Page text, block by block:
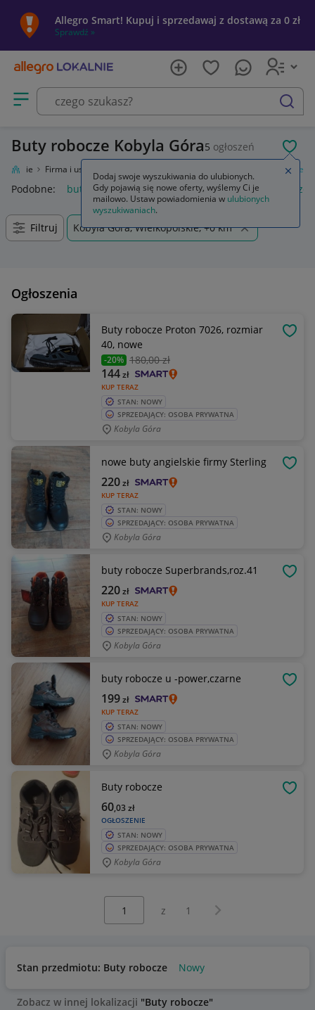
Allegro Smart! Kupuj i sprzedawaj z dostawą za 0 zł
Sprawdź »
Otwórz menu z kategoriami
szukaj
Buty robocze Kobyla Góra5 ogłoszeń
Firma i usługi Buty robocze
Podobne: buty robocze buty robocze męskie buty robocze
Filtruj Kobyla Góra, Wielkopolskie, +0 km
Ogłoszenia
Buty robocze Proton 7026, rozmiar
40, nowe
-20% 180,00 zł
KUP TERAZ
144zł
STAN: NOWY
SPRZEDAJĄCY: OSOBA PRYWATNA
Kobyla Góra
nowe buty angielskie firmy Sterling
KUP TERAZ
220zł
STAN: NOWY
SPRZEDAJĄCY: OSOBA PRYWATNA
Kobyla Góra
buty robocze Superbrands,roz.41
KUP TERAZ
220zł
STAN: NOWY
SPRZEDAJĄCY: OSOBA PRYWATNA
Kobyla Góra
buty robocze u -power,czarne
KUP TERAZ
199zł
STAN: NOWY
SPRZEDAJĄCY: OSOBA PRYWATNA
Kobyla Góra
Buty robocze
OGŁOSZENIE
60,03zł
STAN: NOWY
SPRZEDAJĄCY: OSOBA PRYWATNA
Kobyla Góra
z 1 Następna strona
Stan przedmiotu: Buty robocze Nowy
Zobacz w innej lokalizacji "Buty robocze"
Dodaj swoje wyszukiwania do ulubionych.
Gdy pojawią się nowe oferty, wyślemy Ci je
mailowo. Ustaw powiadomienia w ulubionych
wyszukiwaniach.